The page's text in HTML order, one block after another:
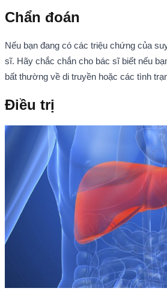
Chẩn đoán
Nếu bạn đang có các triệu chứng của
sĩ. Hãy chắc chắn cho bác sĩ biết nếu
bất thường về di truyền hoặc các tình
Điều trị